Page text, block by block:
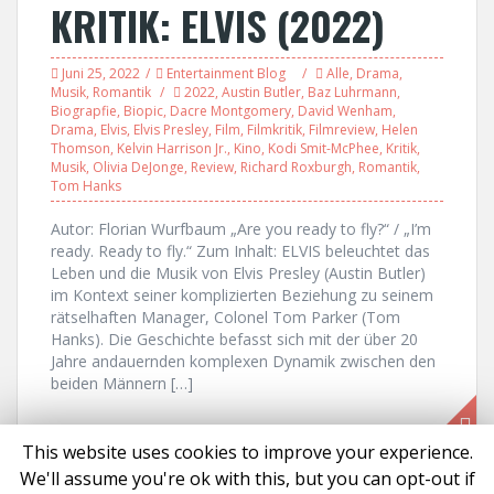
KRITIK: ELVIS (2022)
Juni 25, 2022 Entertainment Blog Alle, Drama,
Musik, Romantik 2022, Austin Butler, Baz Luhrmann,
Biograpfie, Biopic, Dacre Montgomery, David Wenham,
Drama, Elvis, Elvis Presley, Film, Filmkritik, Filmreview, Helen
Thomson, Kelvin Harrison Jr., Kino, Kodi Smit-McPhee, Kritik,
Musik, Olivia DeJonge, Review, Richard Roxburgh, Romantik,
Tom Hanks
Autor: Florian Wurfbaum „Are you ready to fly?“ / „I’m
ready. Ready to fly.“ Zum Inhalt: ELVIS beleuchtet das
Leben und die Musik von Elvis Presley (Austin Butler)
im Kontext seiner komplizierten Beziehung zu seinem
rätselhaften Manager, Colonel Tom Parker (Tom
Hanks). Die Geschichte befasst sich mit der über 20
Jahre andauernden komplexen Dynamik zwischen den
beiden Männern […]
This website uses cookies to improve your experience.
We'll assume you're ok with this, but you can opt-out if